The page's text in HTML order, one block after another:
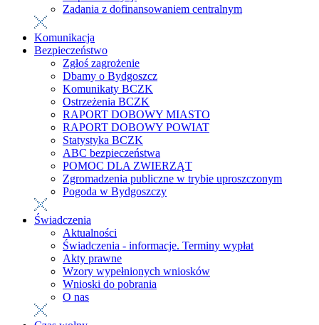
Zadania z dofinansowaniem centralnym
Komunikacja
Bezpieczeństwo
Zgłoś zagrożenie
Dbamy o Bydgoszcz
Komunikaty BCZK
Ostrzeżenia BCZK
RAPORT DOBOWY MIASTO
RAPORT DOBOWY POWIAT
Statystyka BCZK
ABC bezpieczeństwa
POMOC DLA ZWIERZĄT
Zgromadzenia publiczne w trybie uproszczonym
Pogoda w Bydgoszczy
Świadczenia
Aktualności
Świadczenia - informacje. Terminy wypłat
Akty prawne
Wzory wypełnionych wniosków
Wnioski do pobrania
O nas